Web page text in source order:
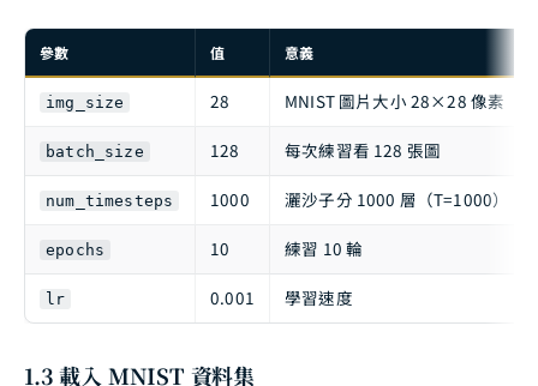
參數 值 意義
img_size 28 MNIST 圖片大小 28×28 像素
batch_size 128 每次練習看 128 張圖
num_timesteps 1000 灑沙子分 1000 層（T=1000）
epochs 10 練習 10 輪
lr 0.001 學習速度
1.3 載入 MNIST 資料集